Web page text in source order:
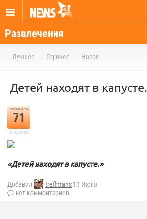
Развлечения
Лучшее Горячее Новое
Детей находят в капусте.
отметили
71
в архиве
«Детей находят в капусте.»
Добавил treffmans 13 Июня
нет комментариев